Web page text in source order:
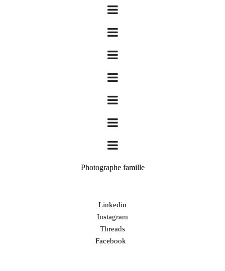
Photographe famille
Linkedin
Instagram
Threads
Facebook